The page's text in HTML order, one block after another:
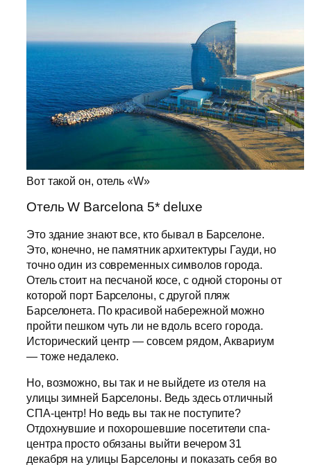
Вот такой он, отель «W»
Отель W Barcelona 5* deluxe
Это здание знают все, кто бывал в Барселоне.
Это, конечно, не памятник архитектуры Гауди, но
точно один из современных символов города.
Отель стоит на песчаной косе, с одной стороны от
которой порт Барселоны, с другой пляж
Барселонета. По красивой набережной можно
пройти пешком чуть ли не вдоль всего города.
Исторический центр — совсем рядом, Аквариум
— тоже недалеко.
Но, возможно, вы так и не выйдете из отеля на
улицы зимней Барселоны. Ведь здесь отличный
СПА-центр! Но ведь вы так не поступите?
Отдохнувшие и похорошевшие посетители спа-
центра просто обязаны выйти вечером 31
декабря на улицы Барселоны и показать себя во